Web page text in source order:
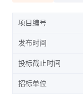
项目编号
发布时间
投标截止时间
招标单位